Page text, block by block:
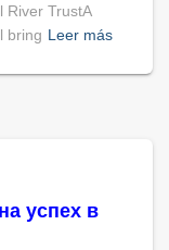
River TrustA
bring Leer más
успех в